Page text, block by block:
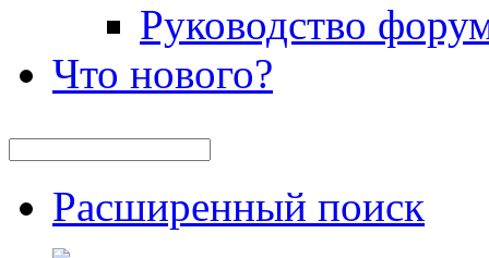
Руководство
Что нового?
Расширенный поиск